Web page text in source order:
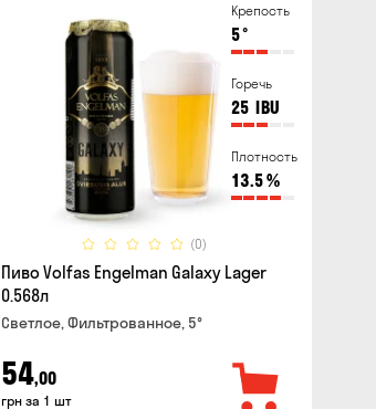
Крепость
5°
Горечь
25 IBU
Плотность
13.5%
(0)
Пиво Volfas Engelman Galaxy Lager
0.568л
Светлое, Фильтрованное, 5°
54,00
грн за 1 шт